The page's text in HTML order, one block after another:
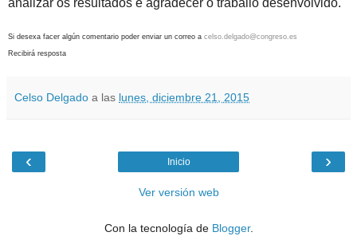
Si desexa facer algún comentario poder enviar un correo a celso.delgado@congreso.es
Recibirá resposta
Celso Delgado a las lunes, diciembre 21, 2015
‹ ›
Inicio
Ver versión web
Con la tecnología de Blogger.